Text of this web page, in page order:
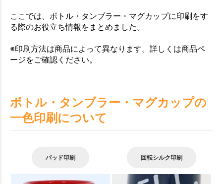
ここでは、ボトル・タンブラー・マグカップに印刷をす
る際のお役立ち情報をまとめました。
※印刷方法は商品によって異なります。詳しくは商品ペ
ージをご確認ください。
ボトル・タンブラー・マグカップの
一色印刷について
パッド印刷 回転シルク印刷